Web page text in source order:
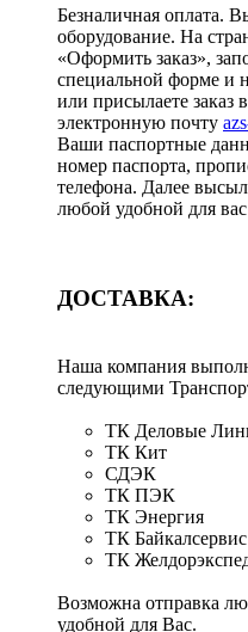
Безналичная оплата.
оборудование. На
«Оформить заказ»,
специальной форме и
или присылаете
электронную почту
Ваши паспортные
номер паспорта,
телефона. Далее
любой удобной для
ДОСТАВКА:
Наша компания
следующими
ТК Деловые
ТК Кит
СДЭК
ТК ПЭК
ТК Энергия
ТК Байкалсервис
ТК
Возможна отправка
удобной для Вас.